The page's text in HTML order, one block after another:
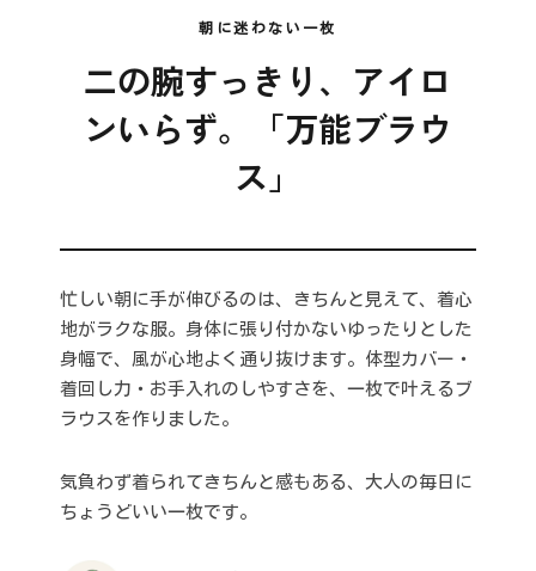
ご利用ガイド
お問い合わせ
特定商取引法に基づく表記
FOLLOW
US!
朝に迷わない一枚
二の腕すっきり、アイロ
ンいらず。「万能ブラウ
ス」
忙しい朝に手が伸びるのは、きちんと見えて、着心
地がラクな服。身体に張り付かないゆったりとした
身幅で、風が心地よく通り抜けます。体型カバー・
着回し力・お手入れのしやすさを、一枚で叶えるブ
ラウスを作りました。
気負わず着られてきちんと感もある、大人の毎日に
ちょうどいい一枚です。